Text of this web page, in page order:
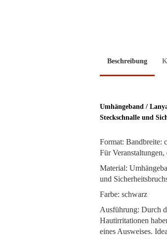
Beschreibung
Umhängeband /
Steckschnalle und
Format: Bandbreite:
Für
Material:
und
Farbe: schwarz
Ausführung: Durch
Hautirritationen
eines Ausweises.